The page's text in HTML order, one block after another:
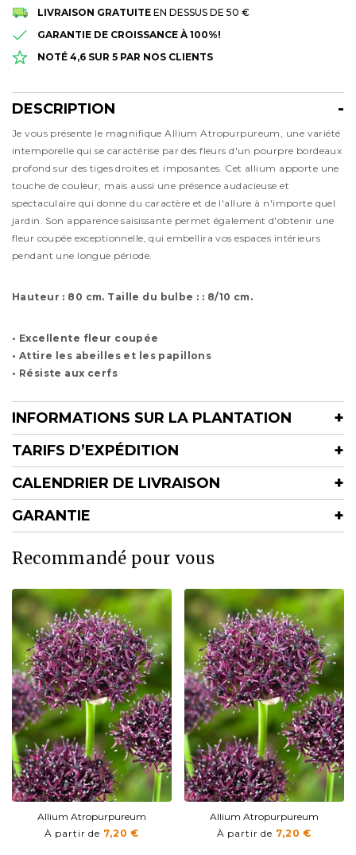
LIVRAISON GRATUITE EN DESSUS DE 50 €
GARANTIE DE CROISSANCE À 100%!
NOTÉ 4,6 SUR 5 PAR NOS CLIENTS
DESCRIPTION
Description
Je vous présente le magnifique Allium Atropurpureum, une variété
intemporelle qui se caractérise par des fleurs d'un pourpre bordeaux
profond sur des tiges droites et imposantes. Cet allium apporte une
touche de couleur, mais aussi une présence audacieuse et
spectaculaire qui donne du caractère et de l'allure à n'importe quel
jardin. Son apparence saisissante permet également d'obtenir une
fleur coupée exceptionnelle, qui embellira vos espaces intérieurs
pendant une longue période.
Hauteur : 80 cm. Taille du bulbe : : 8/10 cm.
• Excellente fleur coupée
• Attire les abeilles et les papillons
• Résiste aux cerfs
INFORMATIONS SUR LA PLANTATION
TARIFS D’EXPÉDITION
CALENDRIER DE LIVRAISON
GARANTIE
Recommandé pour vous
Allium Atropurpureum
À partir de 7,20 €
Allium Atropurpureum
À partir de 7,20 €